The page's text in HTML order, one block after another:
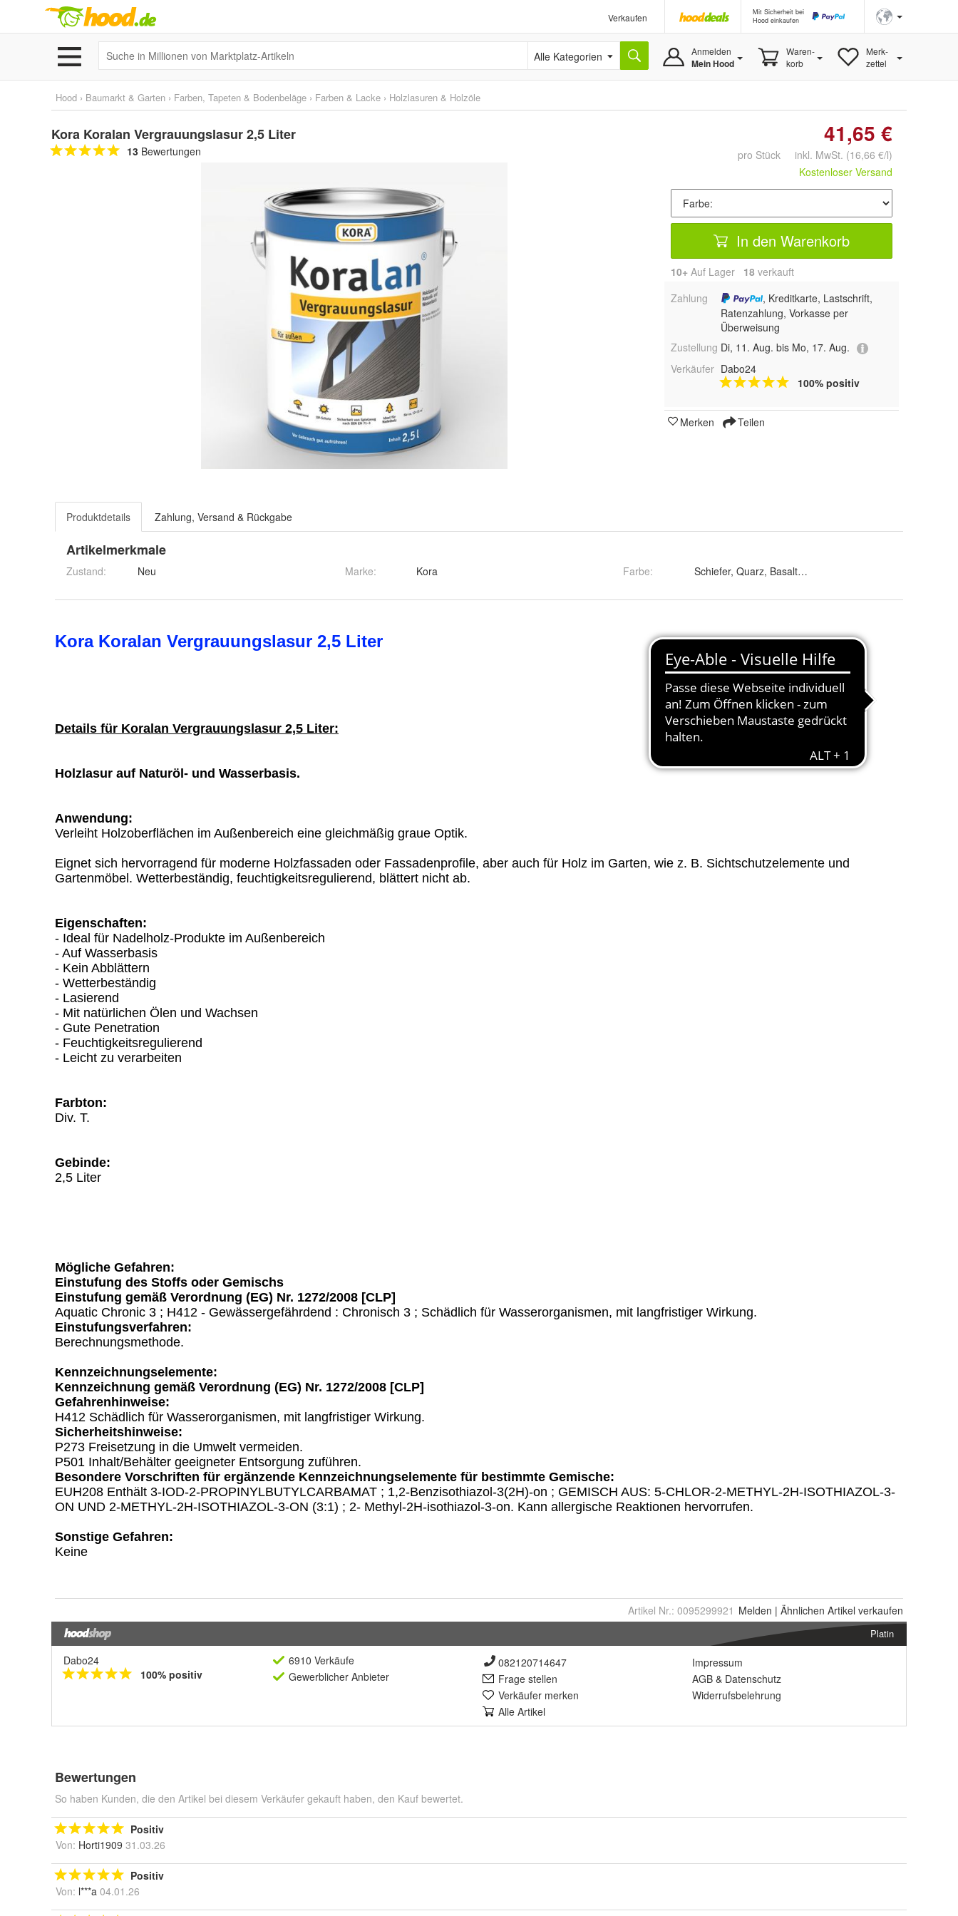
Verkaufen
Mit Sicherheit bei
Hood einkaufen
Alle Kategorien Anmelden
Mein Hood
Waren-
korb
Merk-
zettel
Hood › Baumarkt & Garten › Farben, Tapeten & Bodenbeläge › Farben & Lacke › Holzlasuren & Holzöle
Kora Koralan Vergrauungslasur 2,5 Liter
13 Bewertungen
41,65 €
pro Stück inkl. MwSt. (16,66 €/l)
Kostenloser Versand
In den Warenkorb
10+ Auf Lager 18 verkauft
Zahlung
, Kreditkarte, Lastschrift,
Ratenzahlung, Vorkasse per
Überweisung
Zustellung Di, 11. Aug. bis Mo, 17. Aug.
Verkäufer Dabo24
100% positiv
Merken Teilen
Produktdetails Zahlung, Versand & Rückgabe
Artikelmerkmale
Zustand: Neu Marke: Kora Farbe:
Artikel Nr.: 0095299921 Melden | Ähnlichen Artikel verkaufen
Platin
Dabo24
100% positiv
6910 Verkäufe
Gewerblicher Anbieter
082120714647
Frage stellen
Verkäufer merken
Alle Artikel
Impressum
AGB & Datenschutz
Widerrufsbelehrung
Bewertungen
So haben Kunden, die den Artikel bei diesem Verkäufer gekauft haben, den Kauf bewertet.
Positiv
Von: Horti1909 31.03.26
Positiv
Von: l***a 04.01.26